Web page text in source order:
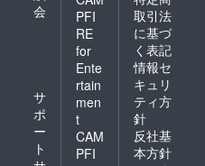
会
サ
ポ
ー
ト
PFI
RE
for
Ente
rtain
men
t
CAM
PFI
取引法
に基づ
く表記
情報セ
キュリ
ティ方
針
反社基
本方針